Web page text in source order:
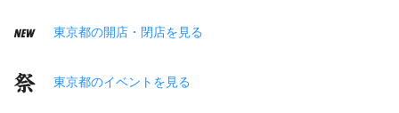
東京都の開店・閉店を見る
東京都のイベントを見る